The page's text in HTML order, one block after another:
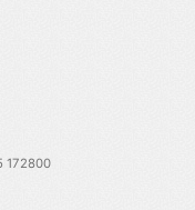
172800